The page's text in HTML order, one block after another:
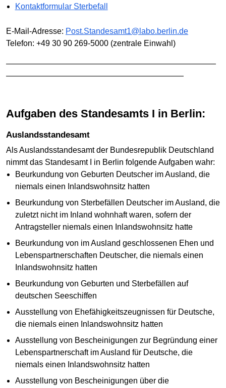
Kontaktformular Sterbefall
E-Mail-Adresse: Post.Standesamt1@labo.berlin.de
Telefon: +49 30 90 269-5000 (zentrale Einwahl)
——————————————————————————
——————————————————————
Aufgaben des Standesamts I in Berlin:
Auslandsstandesamt
Als Auslandsstandesamt der Bundesrepublik Deutschland
nimmt das Standesamt I in Berlin folgende Aufgaben wahr:
Beurkundung von Geburten Deutscher im Ausland, die
niemals einen Inlandswohnsitz hatten
Beurkundung von Sterbefällen Deutscher im Ausland, die
zuletzt nicht im Inland wohnhaft waren, sofern der
Antragsteller niemals einen Inlandswohnsitz hatte
Beurkundung von im Ausland geschlossenen Ehen und
Lebenspartnerschaften Deutscher, die niemals einen
Inlandswohnsitz hatten
Beurkundung von Geburten und Sterbefällen auf
deutschen Seeschiffen
Ausstellung von Ehefähigkeitszeugnissen für Deutsche,
die niemals einen Inlandswohnsitz hatten
Ausstellung von Bescheinigungen zur Begründung einer
Lebenspartnerschaft im Ausland für Deutsche, die
niemals einen Inlandswohnsitz hatten
Ausstellung von Bescheinigungen über die